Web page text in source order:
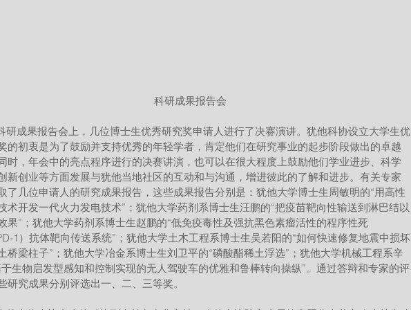
科研成果报告会
的初衷是为了鼓励并支持优秀的年轻学者，肯定他们在研究事业的起步阶段做出的卓越
时，年会中的亮点程序进行的决赛讲演，也可以在很大程度上鼓励他们学业进步、科学
新创业等方面发展与犹他当地社区的互动和与沟通，增进彼此的了解和进步。有关专家
了几位申请人的研究成果报告，这些成果报告分别是：犹他大学博士生周敏明的“用高性
术开发一代火力发电技术”；犹他大学药剂系博士生汪鹏的“把疫苗靶向性输送到淋巴结以
果”；犹他大学药剂系博士生赵鹏的“低免疫毒性及强抗黑色素瘤活性的程序性死
1）抗体靶向传送系统”；犹他大学土木工程系博士生吴若阳的“如何快速修复地震中损坏
桥梁柱子”；犹他大学冶金系博士生刘卫平的“磷酸酯稀土浮选”；犹他大学机械工程系辛
于生物启发型感知和控制实现的无人驾驶车的优雅和鲁棒转向操纵”。通过答辩和专家的评
研究成果分别评选出一、二、三等奖。